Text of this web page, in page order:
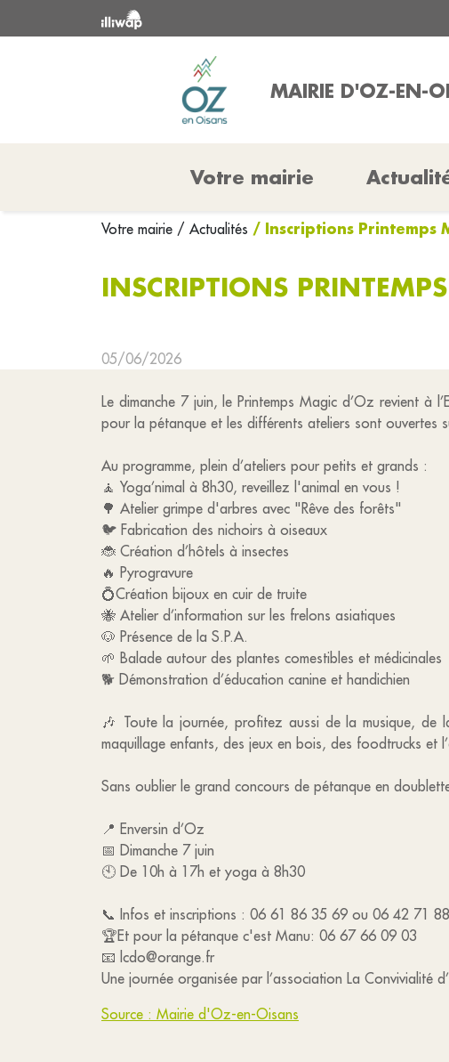
MAIRIE D'OZ-EN-
Votre mairie
Votre mairie / Actualités / Inscriptions Printemps
INSCRIPTIONS
05/06/2026
Le dimanche 7 juin, le Printemps Magic d’Oz revient à
pour la pétanque et les différents ateliers sont ouvertes
Au programme, plein d’ateliers pour petits et grands :
🧘 Yoga’nimal à 8h30, reveillez l'animal en vous !
🌳 Atelier grimpe d'arbres avec "Rêve des forêts"
🐦 Fabrication des nichoirs à oiseaux
🐞 Création d’hôtels à insectes
🔥 Pyrogravure
💍Création bijoux en cuir de truite
🐝 Atelier d’information sur les frelons asiatiques
🐶 Présence de la S.P.A.
🌱 Balade autour des plantes comestibles et médicinales
🐕 Démonstration d’éducation canine et handichien
🎶 Toute la journée, profitez aussi de la musique, de
maquillage enfants, des jeux en bois, des foodtrucks et
Sans oublier le grand concours de pétanque en
📍 Enversin d’Oz
📅 Dimanche 7 juin
🕙 De 10h à 17h et yoga à 8h30
📞 Infos et inscriptions : 06 61 86 35 69 ou 06 42 71
🏆Et pour la pétanque c'est Manu: 06 67 66 09 03
📧 lcdo@orange.fr
Une journée organisée par l’association La Convivialité
Source : Mairie d'Oz-en-Oisans